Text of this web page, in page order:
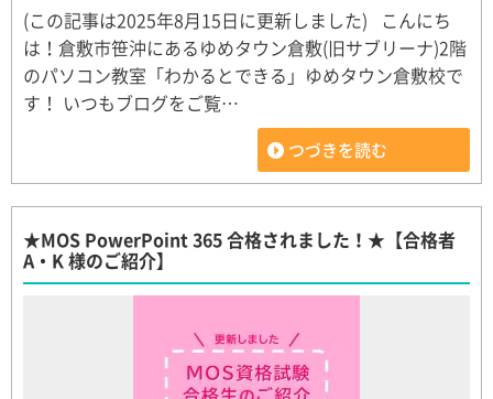
(この記事は2025年8月15日に更新しました) こんにち
は！倉敷市笹沖にあるゆめタウン倉敷(旧サブリーナ)2階
のパソコン教室「わかるとできる」ゆめタウン倉敷校で
す！ いつもブログをご覧…
つづきを読む
★MOS PowerPoint 365 合格されました！★【合格者
A・K 様のご紹介】